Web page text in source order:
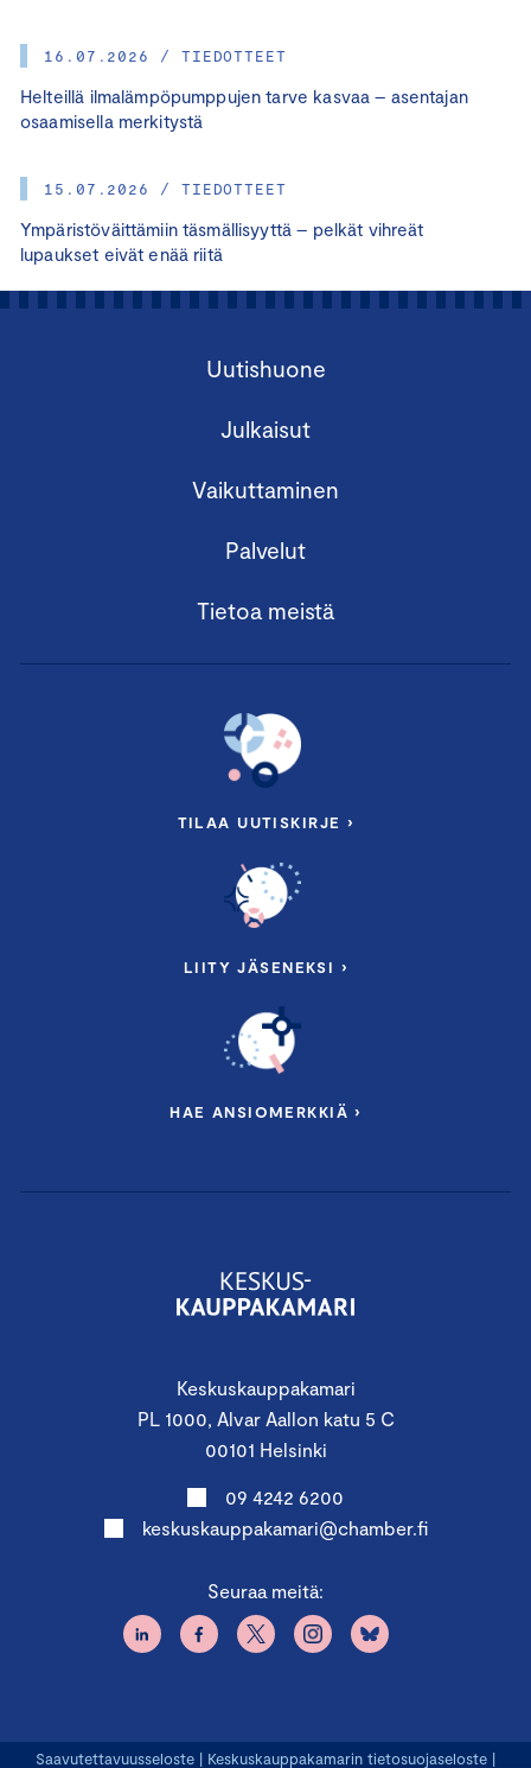
16.07.2026 / TIEDOTTEET
Helteillä ilmalämpöpumppujen tarve kasvaa – asentajan
osaamisella merkitystä
15.07.2026 / TIEDOTTEET
Ympäristöväittämiin täsmällisyyttä – pelkät vihreät
lupaukset eivät enää riitä
Keskuskauppakamari
PL 1000, Alvar Aallon katu 5 C
00101 Helsinki
09 4242 6200
keskuskauppakamari@chamber.fi
Seuraa meitä:
Uutishuone
Julkaisut
Vaikuttaminen
Palvelut
Tietoa meistä
TILAA UUTISKIRJE ›
LIITY JÄSENEKSI ›
HAE ANSIOMERKKIÄ ›
Saavutettavuusseloste | Keskuskauppakamarin tietosuojaseloste |